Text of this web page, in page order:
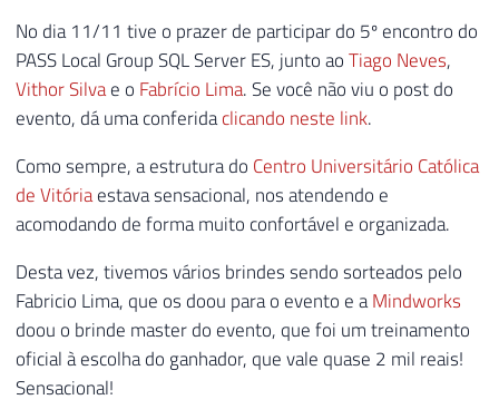
No dia 11/11 tive o prazer de participar do 5º encontro do
PASS Local Group SQL Server ES, junto aoTiago Neves,
Vithor Silvae o Fabrício Lima. Se você não viu o post do
evento, dá uma conferidaclicando neste link.
Como sempre, a estrutura do Centro Universitário Católica
de Vitóriaestava sensacional, nos atendendo e
acomodando de forma muito confortável e organizada.
Desta vez, tivemos vários brindes sendo sorteados pelo
Fabricio Lima, que os doou para o evento e aMindworks
doou o brinde master do evento, que foi um treinamento
oficial à escolha do ganhador, que vale quase 2 mil reais!
Sensacional!